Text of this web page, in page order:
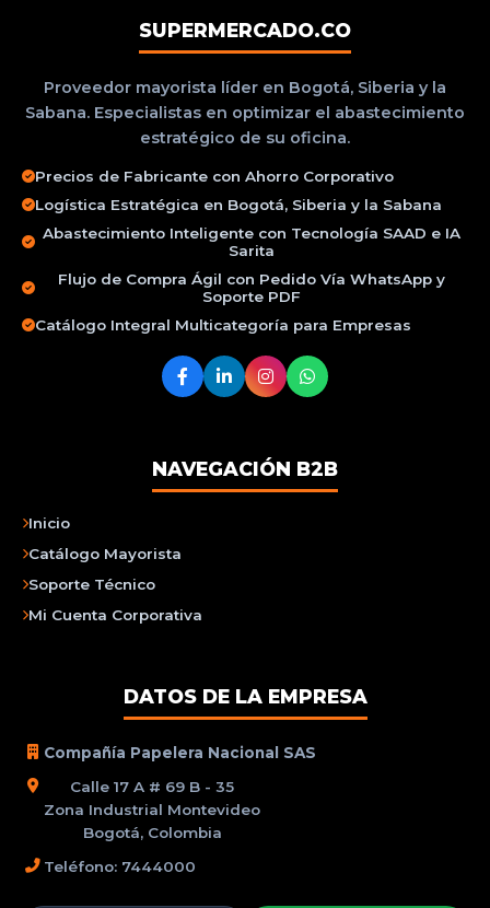
SUPERMERCADO.CO
Proveedor mayorista líder en Bogotá, Siberia y la
Sabana. Especialistas en optimizar el abastecimiento
estratégico de su oficina.
Precios de Fabricante con Ahorro Corporativo
Logística Estratégica en Bogotá, Siberia y la Sabana
Abastecimiento Inteligente con Tecnología SAAD e IA
Sarita
Flujo de Compra Ágil con Pedido Vía WhatsApp y
Soporte PDF
Catálogo Integral Multicategoría para Empresas
NAVEGACIÓN B2B
Inicio
Catálogo Mayorista
Soporte Técnico
Mi Cuenta Corporativa
DATOS DE LA EMPRESA
Compañía Papelera Nacional SAS
Calle 17 A # 69 B - 35
Zona Industrial Montevideo
Bogotá, Colombia
Teléfono: 7444000